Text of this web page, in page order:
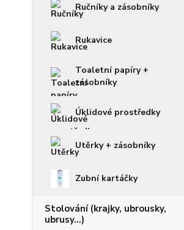
Ručníky a zásobníky
Rukavice
Toaletní papíry +
zásobníky
Úklidové prostředky
Utěrky + zásobníky
Zubní kartáčky
Stolování (krajky, ubrousky,
ubrusy...)